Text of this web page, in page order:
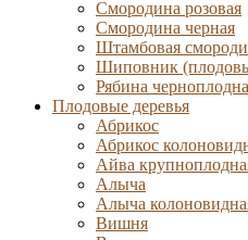
Смородина розовая
Смородина черная
Штамбовая
Шиповник
Рябина
Плодовые деревья
Абрикос
Абрикос
Айва
Алыча
Алыча
Вишня